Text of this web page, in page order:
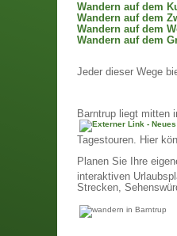
Wandern auf dem
Wandern auf dem
Wandern auf dem
Wandern auf dem
Jeder dieser Wege
Barntrup liegt mitten
Tagestouren. Hier
Planen Sie Ihre
interaktiven
Strecken,